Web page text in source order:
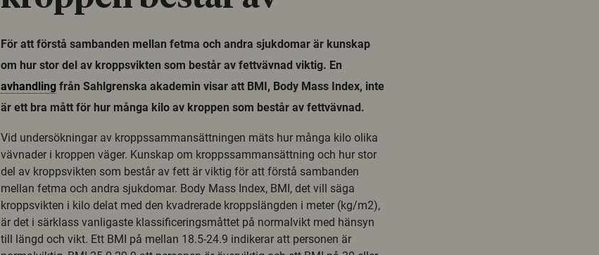
För att förstå sambanden mellan fetma och andra sjukdomar är kunskap
om hur stor del av kroppsvikten som består av fettvävnad viktig. En
avhandling från Sahlgrenska akademin visar att BMI, Body Mass Index, inte
är ett bra mått för hur många kilo av kroppen som består av fettvävnad.
Vid undersökningar av kroppssammansättningen mäts hur många kilo olika
vävnader i kroppen väger. Kunskap om kroppssammansättning och hur stor
del av kroppsvikten som består av fett är viktig för att förstå sambanden
mellan fetma och andra sjukdomar. Body Mass Index, BMI, det vill säga
kroppsvikten i kilo delat med den kvadrerade kroppslängden i meter (kg/m2),
är det i särklass vanligaste klassificeringsmåttet på normalvikt med hänsyn
till längd och vikt. Ett BMI på mellan 18.5-24.9 indikerar att personen är